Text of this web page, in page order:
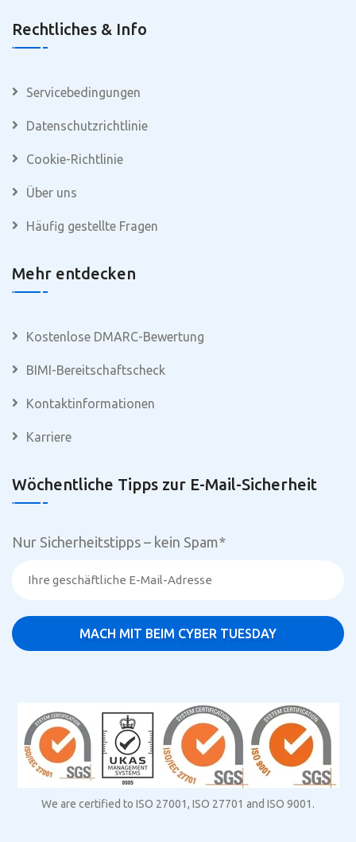
Rechtliches & Info
Servicebedingungen
Datenschutzrichtlinie
Cookie-Richtlinie
Über uns
Häufig gestellte Fragen
Mehr entdecken
Kostenlose DMARC-Bewertung
BIMI-Bereitschaftscheck
Kontaktinformationen
Karriere
Wöchentliche Tipps zur E-Mail-Sicherheit
Nur Sicherheitstipps – kein Spam*
We are certified to ISO 27001, ISO 27701 and ISO 9001.